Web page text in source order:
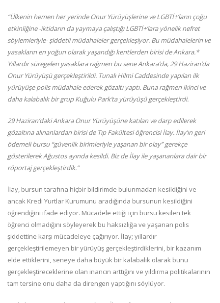
“Ülkenin hemen her yerinde Onur Yürüyüşlerine ve LGBTİ+’ların çoğu
etkinliğine -iktidarın da yaymaya çalıştığı LGBTİ+’lara yönelik nefret
söylemleriyle- şiddetli müdahaleler gerçekleşiyor. Bu müdahalelerin ve
yasakların en yoğun olarak yaşandığı kentlerden birisi de Ankara.*
Yıllardır süregelen yasaklara rağmen bu sene Ankara’da, 29 Haziran’da
Onur Yürüyüşü gerçekleştirildi. Tunalı Hilmi Caddesinde yapılan ilk
yürüyüşe polis müdahale ederek gözaltı yaptı. Buna rağmen ikinci ve
daha kalabalık bir grup Kuğulu Park’ta yürüyüşü gerçekleştirdi.
29 Haziran’daki Ankara Onur Yürüyüşüne katılan ve darp edilerek
gözaltına alınanlardan birisi de Tıp Fakültesi öğrencisi İlay. İlay’ın geri
ödemeli bursu “güvenlik birimleriyle yaşanan bir olay” gerekçe
gösterilerek Ağustos ayında kesildi. Biz de İlay ile yaşananlara dair bir
röportaj gerçekleştirdik.”
İlay, bursun tarafına hiçbir bildirimde bulunmadan kesildiğini ve
ancak Kredi Yurtlar Kurumunu aradığında bursunun kesildiğini
öğrendiğini ifade ediyor. Mücadele ettiği için bursu kesilen tek
öğrenci olmadığını söyleyerek bu haksızlığa ve yaşanan polis
şiddettine karşı mücadeleye çağırıyor. İlay; yıllardır
gerçekleştirilemeyen bir yürüyüş gerçekleştirdiklerini, bir kazanım
elde ettiklerini, seneye daha büyük bir kalabalık olarak bunu
gerçekleştireceklerine olan inancın arttığını ve yıldırma politikalarının
tam tersine onu daha da direngen yaptığını söylüyor.